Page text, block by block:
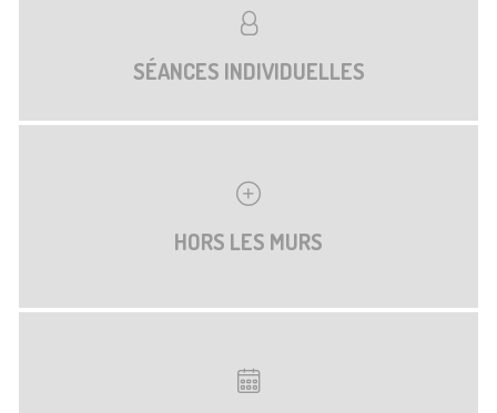
SÉANCES INDIVIDUELLES
HORS LES MURS